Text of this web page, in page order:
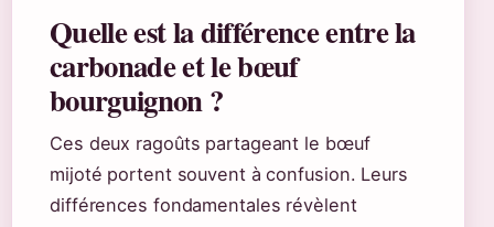
Quelle est la différence entre la
carbonade et le bœuf
bourguignon ?
Ces deux ragoûts partageant le bœuf
mijoté portent souvent à confusion. Leurs
différences fondamentales révèlent